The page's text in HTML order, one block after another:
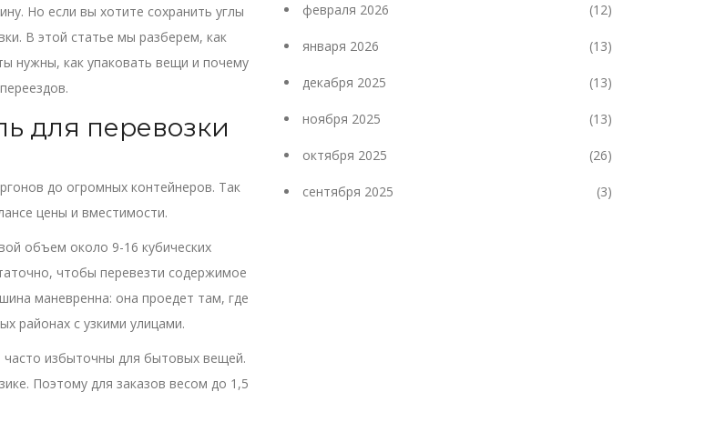
Но если вы хотите сохранить углы
В этой статье мы разберем, как
нужны, как упаковать вещи и почему
для перевозки
до огромных контейнеров. Так
цены и вместимости.
объем около 9-16 кубических
чтобы перевезти содержимое
маневренна: она проедет там, где
районах с узкими улицами.
часто избыточны для бытовых вещей.
Поэтому для заказов весом до 1,5
февраля 2026 (12)
января 2026 (13)
декабря 2025 (13)
ноября 2025 (13)
октября 2025 (26)
сентября 2025 (3)